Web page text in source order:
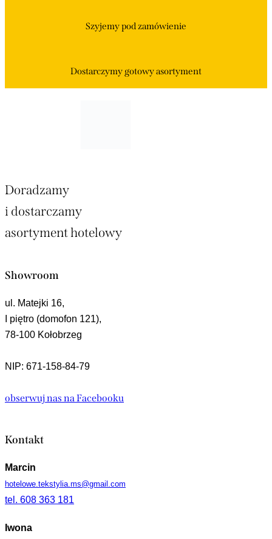
Szyjemypod zamówienie
Dostarczymy gotowy asortyment
Doradzamy
i dostarczamy
asortyment hotelowy
Showroom
ul. Matejki 16,
I piętro (domofon 121),
78-100 Kołobrzeg
NIP: 671-158-84-79
obserwuj nas na Facebooku
Kontakt
Marcin
hotelowe.tekstylia.ms@gmail.com
tel. 608 363 181
Iwona